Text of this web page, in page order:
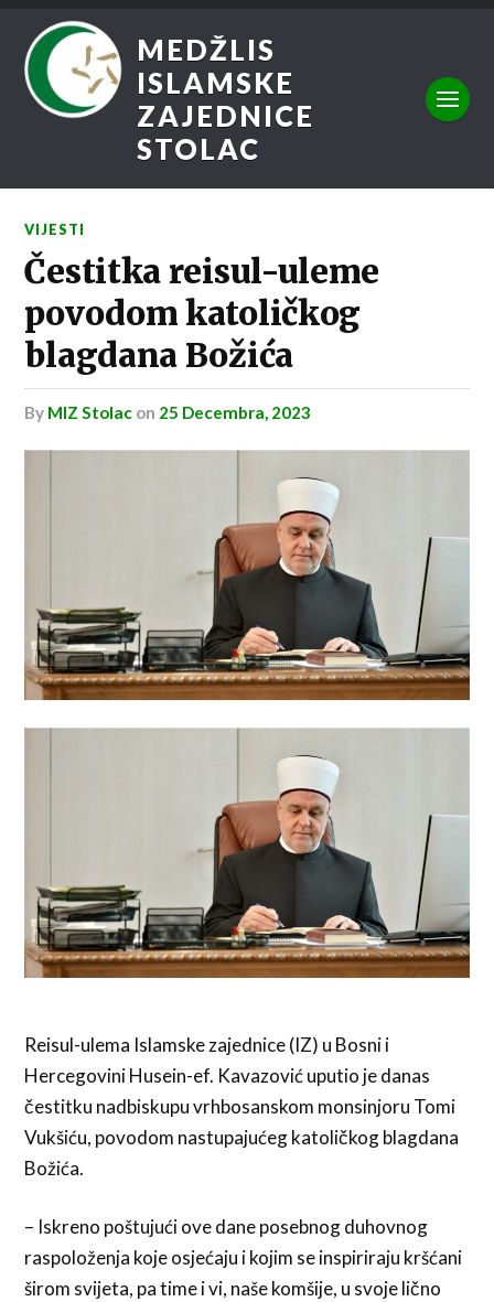
MEDŽLIS
ISLAMSKE
ZAJEDNICE
STOLAC
VIJESTI
Čestitka reisul-uleme
povodom katoličkog
blagdana Božića
by MIZ Stolac on 25 Decembra, 2023
Reisul-ulema Islamske zajednice (IZ) u Bosni i
Hercegovini Husein-ef. Kavazović uputio je danas
čestitku nadbiskupu vrhbosanskom monsinjoru Tomi
Vukšiću, povodom nastupajućeg katoličkog blagdana
Božića.
– Iskreno poštujući ove dane posebnog duhovnog
raspoloženja koje osjećaju i kojim se inspiriraju kršćani
širom svijeta, pa time i vi, naše komšije, u svoje lično